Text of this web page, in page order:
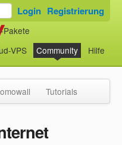
Pakete
VPS Community Hilfe
Login Registrierung
Tutorials